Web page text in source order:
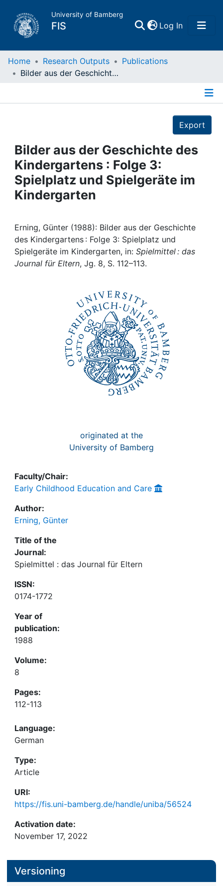
University of Bamberg
FIS Log In(current)
Home
Projects
People
Institutions
Awards
My FIS
Home Research Outputs
Publications
Bilder aus der Geschichte des Kindergartens : Folge 3: Spielplatz und Spielgeräte im Kindergarten
Export
Bilder aus der Geschichte des
Kindergartens : Folge 3:
Spielplatz und Spielgeräte im
Kindergarten
Erning, Günter (1988): Bilder aus der Geschichte
des Kindergartens : Folge 3: Spielplatz und
Spielgeräte im Kindergarten, in: Spielmittel : das
Journal für Eltern, Jg. 8, S. 112–113.
originated at the
University of Bamberg
Faculty/Chair:
Early Childhood Education and Care
Author:
Erning, Günter
Title of the
Journal:
Spielmittel : das Journal für Eltern
ISSN:
0174-1772
Year of
publication:
1988
Volume:
8
Pages:
112-113
Language:
German
Type:
Article
URI:
https://fis.uni-bamberg.de/handle/uniba/56524
Activation date:
November 17, 2022
Versioning